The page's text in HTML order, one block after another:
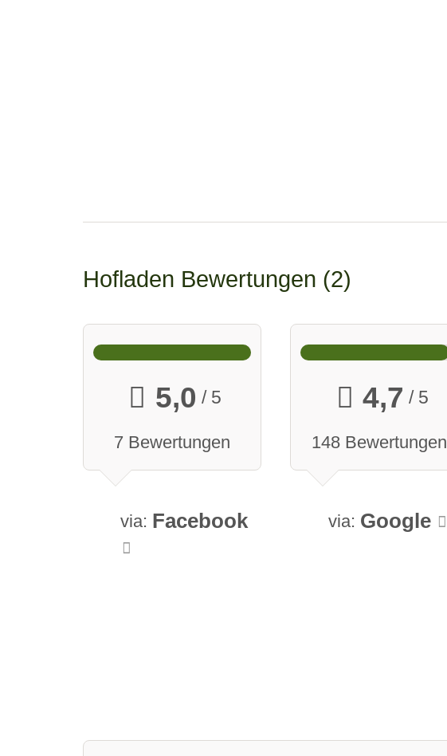
Hofladen Bewertungen 2
5,0 / 5
7 Bewertungen
via: Facebook
4,7 / 5
148 Bewertungen
via: Google